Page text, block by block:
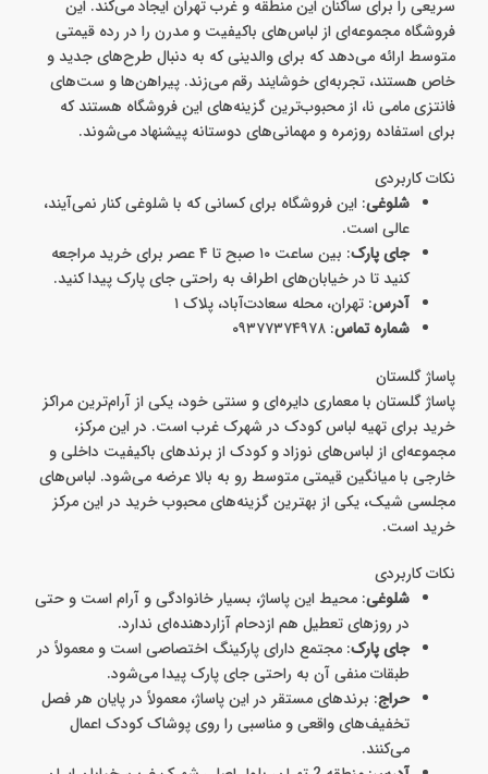
سریعی را برای ساکنان این منطقه و غرب تهران ایجاد می‌کند. این
فروشگاه مجموعه‌ای از لباس‌های باکیفیت و مدرن را در رده قیمتی
متوسط ارائه می‌دهد که برای والدینی که به دنبال طرح‌های جدید و
خاص هستند، تجربه‌ای خوشایند رقم می‌زند. پیراهن‌ها و ست‌های
فانتزی مامی نا، از محبوب‌ترین گزینه‌های این فروشگاه هستند که
برای استفاده روزمره و مهمانی‌های دوستانه پیشنهاد می‌شوند.
نکات کاربردی
شلوغی: این فروشگاه برای کسانی که با شلوغی کنار نمی‌آیند،
عالی است.
جای پارک
: بین ساعت ۱۰ صبح تا ۴ عصر برای خرید مراجعه
کنید تا در خیابان‌های اطراف به راحتی جای پارک پیدا کنید.
آدرس: تهران، محله سعادت‌آباد، پلاک ۱
شماره تماس: ۰۹۳۷۷۳۷۴۹۷۸
پاساژ گلستان
پاساژ گلستان با معماری دایره‌ای و سنتی خود، یکی از آرام‌ترین مراکز
خرید برای تهیه لباس کودک در شهرک غرب است. در این مرکز،
مجموعه‌ای از لباس‌های نوزاد و کودک از برندهای باکیفیت داخلی و
خارجی با میانگین قیمتی متوسط رو به بالا عرضه می‌شود. لباس‌های
مجلسی شیک، یکی از بهترین گزینه‌های محبوب خرید در این مرکز
خرید است.
نکات کاربردی
شلوغی: محیط این پاساژ، بسیار خانوادگی و آرام است و حتی
در روزهای تعطیل هم ازدحام آزاردهنده‌ای ندارد.
جای پارک: مجتمع دارای پارکینگ اختصاصی است و معمولاً در
طبقات منفی آن به راحتی جای پارک پیدا می‌شود.
حراج: برندهای مستقر در این پاساژ، معمولاً در پایان هر فصل
تخفیف‌های واقعی و مناسبی را روی پوشاک کودک اعمال
می‌کنند.